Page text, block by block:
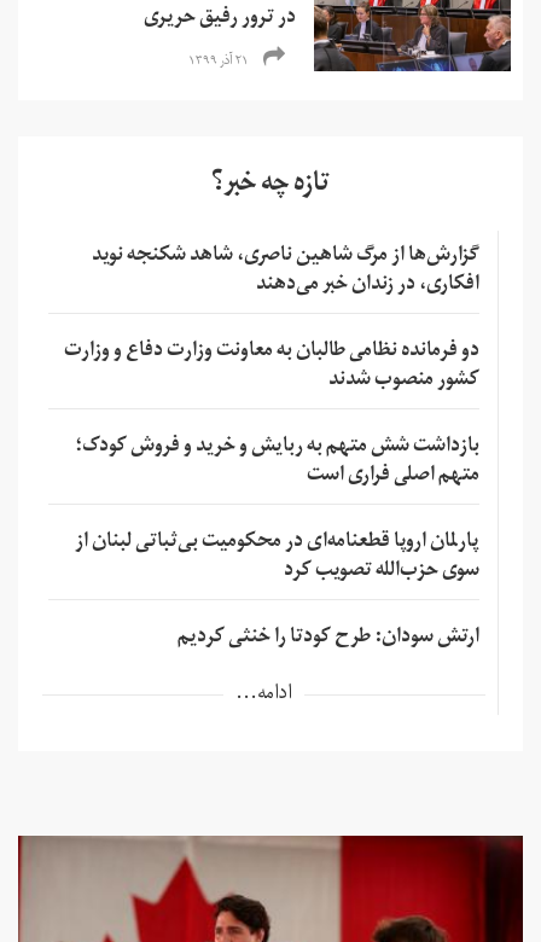
در ترور رفیق حریری
۲۱ آذر ۱۳۹۹
تازه چه خبر؟
گزارش‌ها از مرگ شاهین ناصری، شاهد شکنجه نوید
افکاری، در زندان خبر می‌دهند
دو فرمانده نظامی طالبان به معاونت وزارت دفاع و وزارت
کشور منصوب شدند
بازداشت شش متهم به ربایش و خرید و فروش کودک؛
متهم اصلی فراری است
پارلمان اروپا قطعنامه‌ای در محکومیت بی‌ثباتی لبنان از
سوی حزب‌الله تصویب کرد
ارتش سودان: طرح کودتا را خنثی کردیم
ادامه...